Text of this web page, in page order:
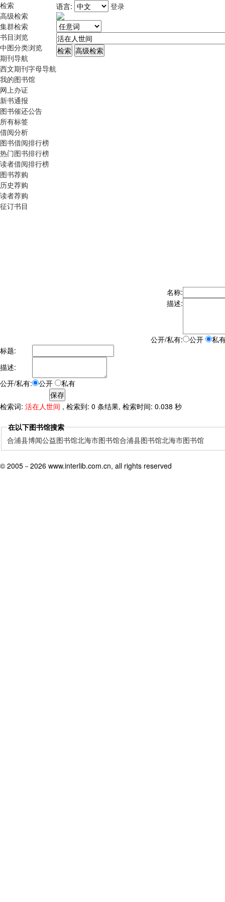
检索
高级检索
集群检索
书目浏览
中图分类浏览
期刊导航
西文期刊字母导航
我的图书馆
网上办证
新书通报
图书催还公告
所有标签
借阅分析
图书借阅排行榜
热门图书排行榜
读者借阅排行榜
图书荐购
历史荐购
读者荐购
征订书目
语言: 登录
名称:
描述:
公开/私有: 公开
私
标题:
描述:
公开/私有:
公开 私有
检索词: 活在人世间 , 检索到: 0 条结果, 检索时间: 0.038 秒
在以下图书馆搜索
合浦县博闻公益图书馆北海市图书馆合浦县图书馆北海市图书馆
© 2005－ 2026 www.interlib.com.cn, all rights reserved